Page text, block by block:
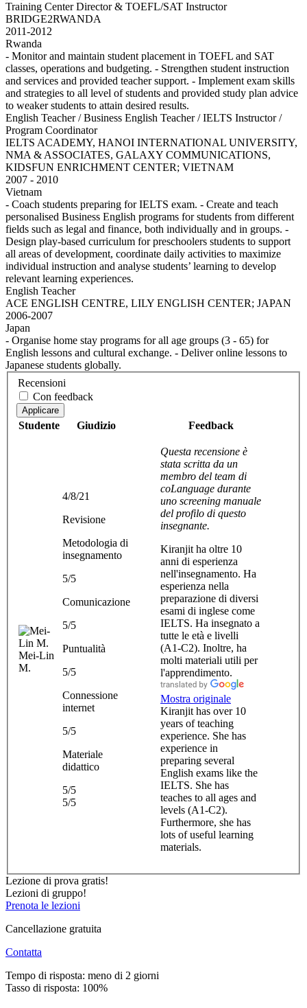
Training Center Director & TOEFL/SAT Instructor
BRIDGE2RWANDA
2011-2012
Rwanda
- Monitor and maintain student placement in TOEFL and SAT
classes, operations and budgeting. - Strengthen student instruction
and services and provided teacher support. - Implement exam skills
and strategies to all level of students and provided study plan advice
to weaker students to attain desired results.
English Teacher / Business English Teacher / IELTS Instructor /
Program Coordinator
IELTS ACADEMY, HANOI INTERNATIONAL UNIVERSITY,
NMA & ASSOCIATES, GALAXY COMMUNICATIONS,
KIDSFUN ENRICHMENT CENTER; VIETNAM
2007 - 2010
Vietnam
- Coach students preparing for IELTS exam. - Create and teach
personalised Business English programs for students from different
fields such as legal and finance, both individually and in groups. -
Design play-based curriculum for preschoolers students to support
all areas of development, coordinate daily activities to maximize
individual instruction and analyse students’ learning to develop
relevant learning experiences.
English Teacher
ACE ENGLISH CENTRE, LILY ENGLISH CENTER; JAPAN
2006-2007
Japan
- Organise home stay programs for all age groups (3 - 65) for
English lessons and cultural exchange. - Deliver online lessons to
Japanese students globally.
Recensioni
Con feedback
Applicare
Studente Giudizio Feedback
Mei-Lin
M.
4/8/21
Revisione
Metodologia di
insegnamento
5/5
Comunicazione
5/5
Puntualità
5/5
Connessione
internet
5/5
Materiale
didattico
5/5
5/5
Questa recensione è
stata scritta da un
membro del team di
coLanguage durante
uno screening manuale
del profilo di questo
insegnante.
Kiranjit ha oltre 10
anni di esperienza
nell'insegnamento. Ha
esperienza nella
preparazione di diversi
esami di inglese come
IELTS. Ha insegnato a
tutte le età e livelli
(A1-C2). Inoltre, ha
molti materiali utili per
l'apprendimento.
Mostra originale
Kiranjit has over 10
years of teaching
experience. She has
experience in
preparing several
English exams like the
IELTS. She has
teaches to all ages and
levels (A1-C2).
Furthermore, she has
lots of useful learning
materials.
Lezione di prova gratis!
Lezioni di gruppo!
Prenota le lezioni
Cancellazione gratuita
Contatta
Tempo di risposta: meno di 2 giorni
Tasso di risposta: 100%